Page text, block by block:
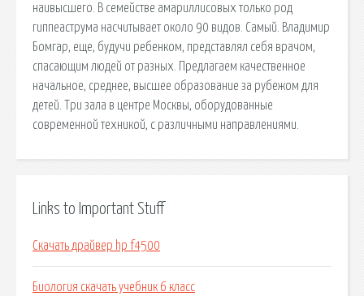
наивысшего. В семействе амариллисовых только род
гиппеаструма насчитывает около 90 видов. Самый. Владимир
Бомгар, еще, будучи ребенком, представлял себя врачом,
спасающим людей от разных. Предлагаем качественное
начальное, среднее, высшее образование за рубежом для
детей. Три зала в центре Москвы, оборудованные
современной техникой, с различными направлениями.
Links to Important Stuff
Скачать драйвер hp f4500
Биология скачать учебник 6 класс